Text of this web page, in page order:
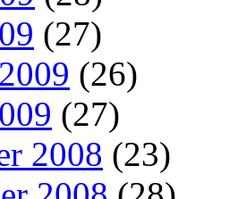
(27)
(26)
(27)
2008 (23)